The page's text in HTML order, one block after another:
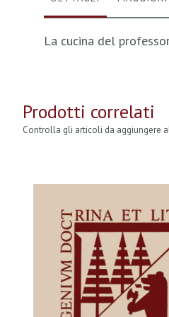
La cucina del
Prodotti correlati
Controlla gli articoli da aggiungere